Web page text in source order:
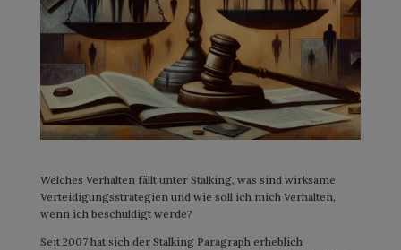
Welches Verhalten fällt unter Stalking, was sind wirksame
Verteidigungsstrategien und wie soll ich mich Verhalten,
wenn ich beschuldigt werde?
Seit 2007 hat sich der Stalking Paragraph erheblich